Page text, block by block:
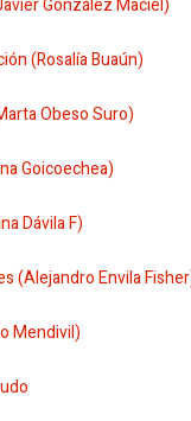
González Maciel)
(Rosalía Buaún)
Obeso Suro)
Goicoechea)
Dávila F)
(Alejandro Envila
Mendivil)